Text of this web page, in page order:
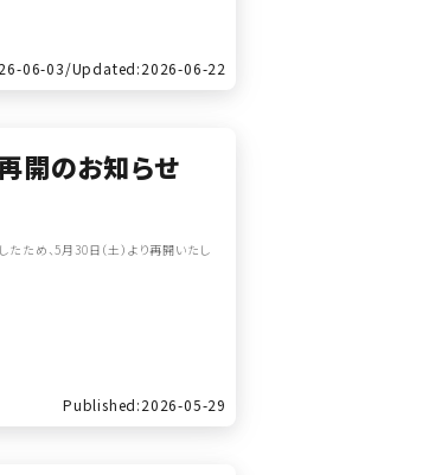
06-03/Updated:2026-06-22
開のお知らせ
ため、5月30日（土）より再開いたし
Published:2026-05-29